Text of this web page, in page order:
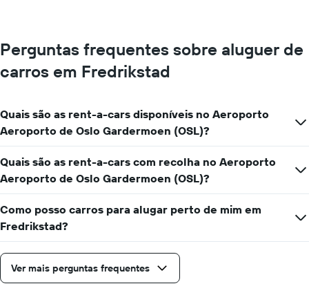
Perguntas frequentes sobre aluguer de
carros em Fredrikstad
Quais são as rent-a-cars disponíveis no Aeroporto
Aeroporto de Oslo Gardermoen (OSL)?
Quais são as rent-a-cars com recolha no Aeroporto
Aeroporto de Oslo Gardermoen (OSL)?
Como posso carros para alugar perto de mim em
Fredrikstad?
Ver mais perguntas frequentes